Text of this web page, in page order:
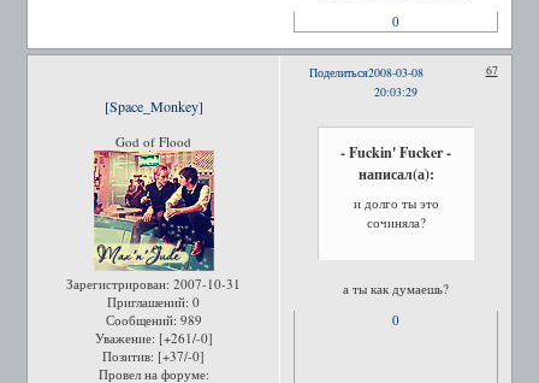
0
Поделиться 67
2008-03-08
20:03:29
[Space_Monkey]
God of Flood
Зарегистрирован: 2007-10-31
Приглашений: 0
Сообщений: 989
Уважение: [+261/-0]
Позитив: [+37/-0]
Провел на форуме:
- Fuckin' Fucker -
написал(а):
и долго ты это
сочиняла?
а ты как думаешь?
0